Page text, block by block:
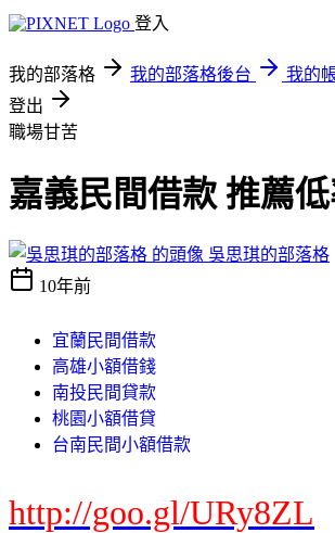
登入
我的部落格 我的部落格後台
我的
登出
職場甘苦
嘉義民間借款 推薦
吳思琪的部落格
10年前
宜蘭民間借款
高雄小額借錢
南投民間貸款
桃園小額借貸
台南民間小額借款
http://goo.gl/URy8ZL